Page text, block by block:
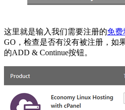
这里就是输入我们需要注册的免费
GO，检查是否有没有被注册，如
的ADD & Continue按钮。